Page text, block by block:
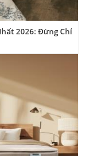
2026: Đừng Chỉ